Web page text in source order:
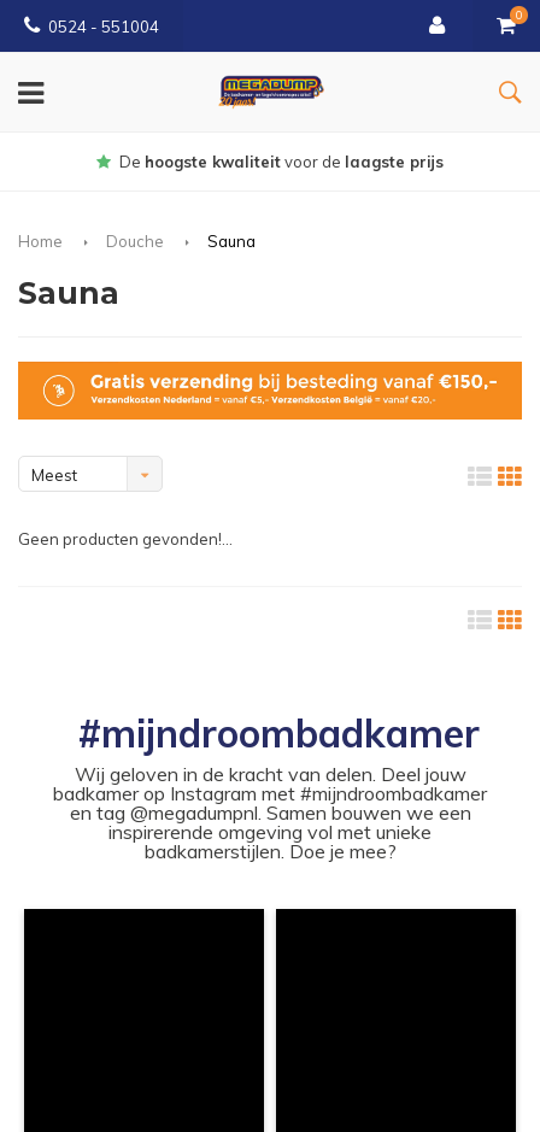
0524 - 551004
0
Gratisbezorgd vanaf
Home Douche Sauna
Sauna
Meest
Geen producten gevonden!...
#mijndroombadkamer
Wij geloven in de kracht van delen. Deel jouw
badkamer op Instagram met #mijndroombadkamer
en tag @megadumpnl. Samen bouwen we een
inspirerende omgeving vol met unieke
badkamerstijlen. Doe je mee?